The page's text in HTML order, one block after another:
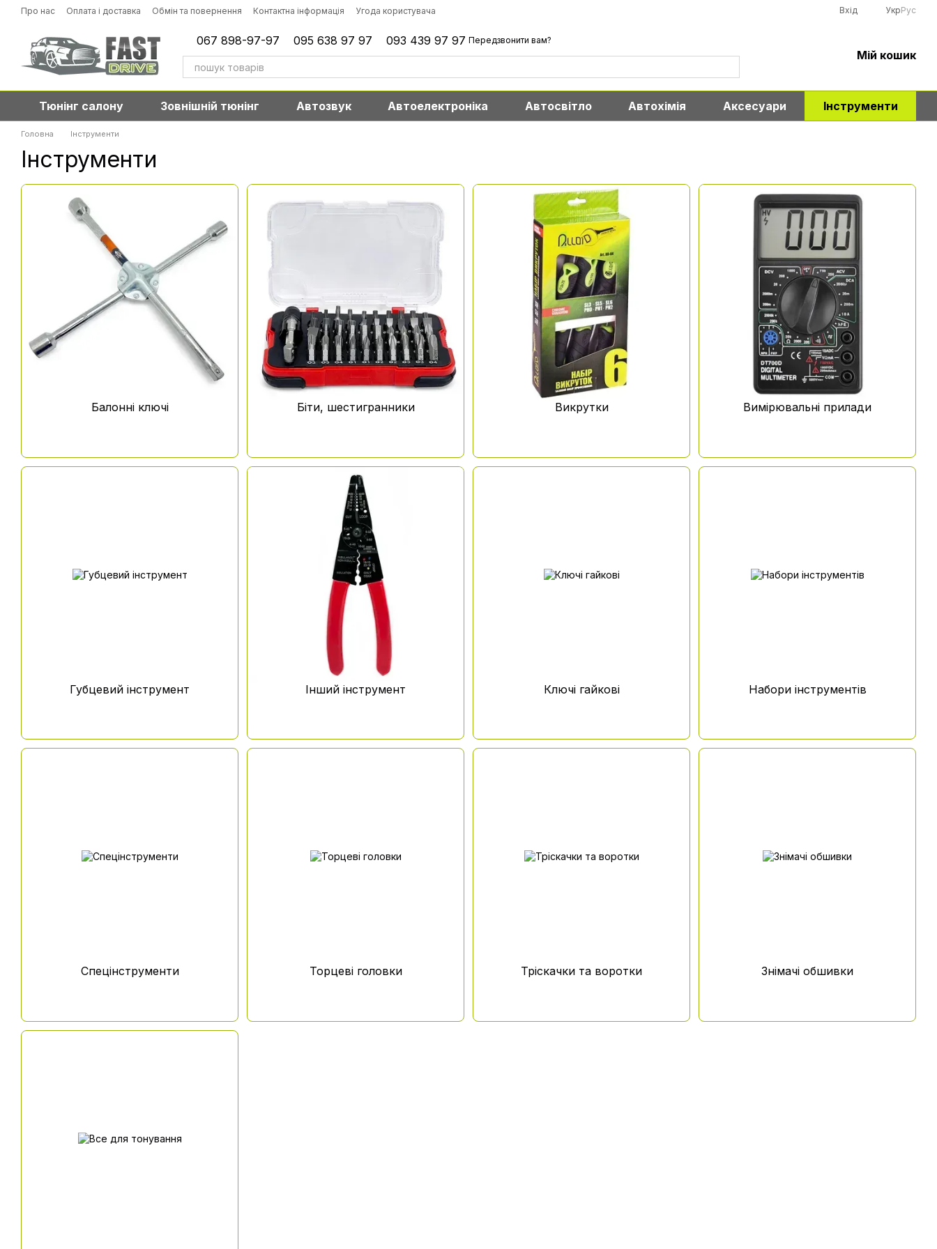
Перейти до основного контенту
Про нас Оплата і доставка Обмін та повернення Контактна інформація Угода користувача Вхід УкрРус
067 898-97-97 095 638 97 97 093 439 97 97 Передзвонити вам?
Мій кошик
Тюнінг салону Зовнішній тюнінг Автозвук Автоелектроніка Автосвітло Автохімія Аксесуари Інструменти
Головна Інструменти
Інструменти
Балонні ключі Біти, шестигранники Викрутки Вимірювальні прилади
Губцевий інструмент Інший інструмент Ключі гайкові Набори інструментів
Спецінструменти Торцеві головки Тріскачки та воротки Знімачі обшивки